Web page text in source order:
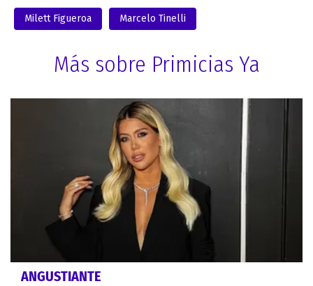
Milett Figueroa Marcelo Tinelli
Más sobre Primicias Ya
ANGUSTIANTE